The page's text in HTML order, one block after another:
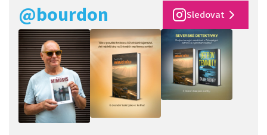
@bourdon Sledovat